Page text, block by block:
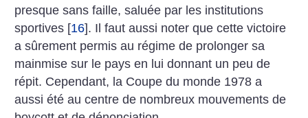
presque sans faille, saluée par les institutions
sportives [16]. Il faut aussi noter que cette victoire
a sûrement permis au régime de prolonger sa
mainmise sur le pays en lui donnant un peu de
répit. Cependant, la Coupe du monde 1978 a
aussi été au centre de nombreux mouvements de